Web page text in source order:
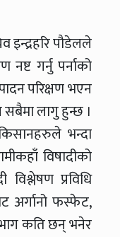
इन्द्रहरि पौडेलले
गर्नु पर्नाको
परिक्षण भएन
सबैमा लागु हुन्छ ।
भन्दा
विषादीको
विश्लेषण प्रविधि
अर्गानो फस्फेट,
कति छन् भनेर